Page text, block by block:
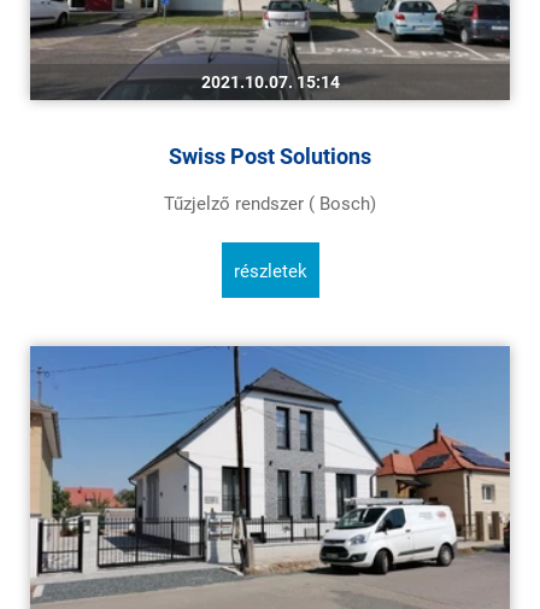
2021.10.07. 15:14
Swiss Post Solutions
Tűzjelző rendszer ( Bosch)
részletek